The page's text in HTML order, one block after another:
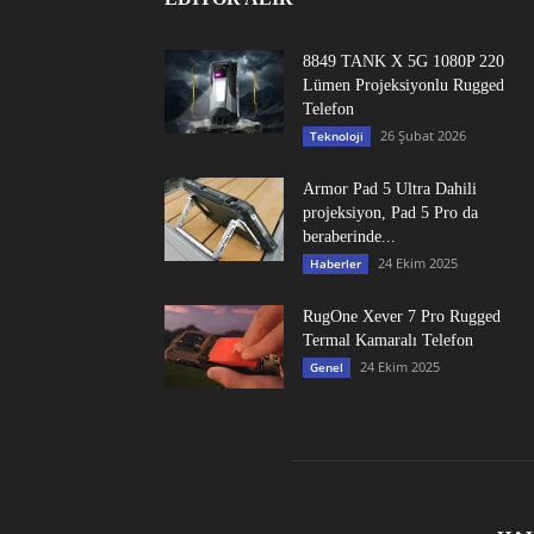
8849 TANK X 5G 1080P 220
Lümen Projeksiyonlu Rugged
Telefon
Teknoloji 26 Şubat 2026
Armor Pad 5 Ultra Dahili
projeksiyon, Pad 5 Pro da
beraberinde...
Haberler 24 Ekim 2025
RugOne Xever 7 Pro Rugged
Termal Kamaralı Telefon
Genel 24 Ekim 2025